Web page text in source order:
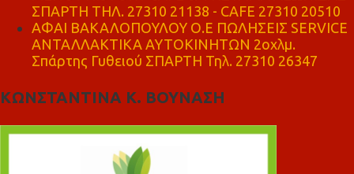
ΣΠΑΡΤΗ ΤΗΛ. 27310 21138 - CAFE 27310 20510
ΑΦΑΙ ΒΑΚΑΛΟΠΟΥΛΟΥ Ο.Ε ΠΩΛΗΣΕΙΣ SERVICE
ΑΝΤΑΛΛΑΚΤΙΚΑ ΑΥΤΟΚΙΝΗΤΩΝ 2οχλμ.
Σπάρτης Γυθειού ΣΠΑΡΤΗ Τηλ. 27310 26347
ΚΩΝΣΤΑΝΤΙΝΑ Κ. ΒΟΥΝΑΣΗ